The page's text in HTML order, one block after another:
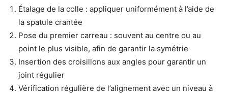
Étalage de la colle : appliquer uniformément à l’aide de
la spatule crantée
Pose du premier carreau : souvent au centre ou au
point le plus visible, afin de garantir la symétrie
Insertion des croisillons aux angles pour garantir un
joint régulier
Vérification régulière de l’alignement avec un niveau à